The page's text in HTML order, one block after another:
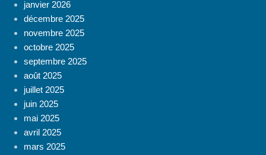
janvier 2026
décembre 2025
novembre 2025
octobre 2025
septembre 2025
août 2025
juillet 2025
juin 2025
mai 2025
avril 2025
mars 2025